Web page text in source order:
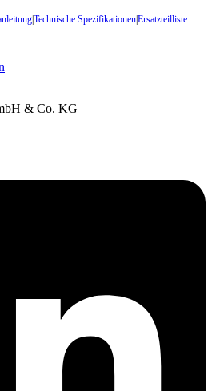
|Technische Spezifikationen|Ersatzteilliste
& Co. KG